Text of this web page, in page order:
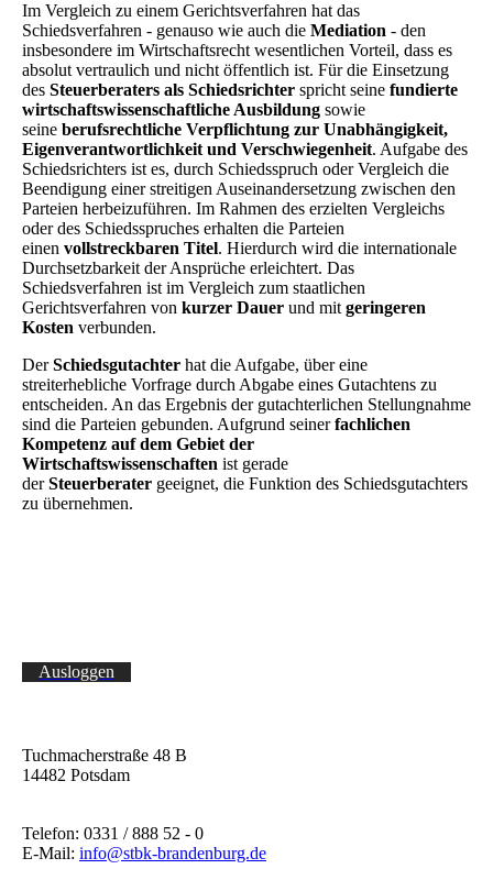
Im Vergleich zu einem Gerichtsverfahren hat das
Schiedsverfahren - genauso wie auch die Mediation - den
insbesondere im Wirtschaftsrecht wesentlichen Vorteil, dass es
absolut vertraulich und nicht öffentlich ist. Für die Einsetzung
des Steuerberaters als Schiedsrichter spricht seine fundierte
wirtschaftswissenschaftliche Ausbildung sowie
seine berufsrechtliche Verpflichtung zur Unabhängigkeit,
Eigenverantwortlichkeit und Verschwiegenheit. Aufgabe des
Schiedsrichters ist es, durch Schiedsspruch oder Vergleich die
Beendigung einer streitigen Auseinandersetzung zwischen den
Parteien herbeizuführen. Im Rahmen des erzielten Vergleichs
oder des Schiedsspruches erhalten die Parteien
einen vollstreckbaren Titel. Hierdurch wird die internationale
Durchsetzbarkeit der Ansprüche erleichtert. Das
Schiedsverfahren ist im Vergleich zum staatlichen
Gerichtsverfahren von kurzer Dauer und mit geringeren
Kosten verbunden.
DerSchiedsgutachter hat die Aufgabe, über eine
streiterhebliche Vorfrage durch Abgabe eines Gutachtens zu
entscheiden. An das Ergebnis der gutachterlichen Stellungnahme
sind die Parteien gebunden. Aufgrund seinerfachlichen
Kompetenz auf dem Gebiet der
Wirtschaftswissenschaften ist gerade
derSteuerberater geeignet, die Funktion des Schiedsgutachters
zu übernehmen.
Ausloggen
Tuchmacherstraße 48 B
14482 Potsdam
Telefon: 0331 / 888 52 - 0
E-Mail: info@stbk-brandenburg.de